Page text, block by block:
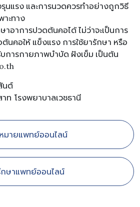
นแรง และการนวดควรทำอย่างถูกวิธี
าะทาง
อาการปวดต้นคอได้ ไม่ว่าจะเป็นการ
นคอให้ แข็งแรง การใช้ยารักษา หรือ
การกายภาพบำบัด ฝังเข็ม เป็นต้น
นต์
ท โรงพยาบาลเวชธานี
มายแพทย์ออนไลน์
ษาแพทย์ออนไลน์